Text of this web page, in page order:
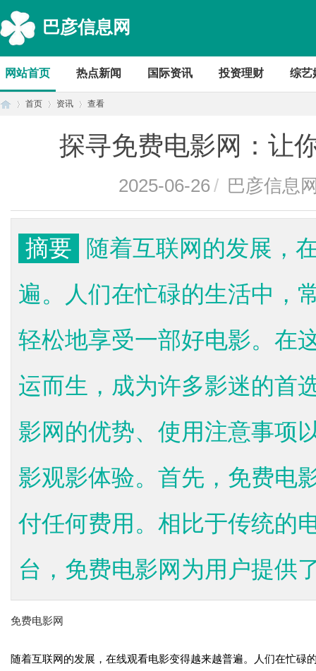
巴彦信息网
网站首页 热点新闻 国际资讯 投资理财 综艺
首页 资讯 查看
探寻免费电影网：让
2025-06-26/ 巴彦信息
摘要
随着互联网的发展，
遍。人们在忙碌的生活中，
轻松地享受一部好电影。在
运而生，成为许多影迷的首
影网的优势、使用注意事项
影观影体验。首先，免费电
付任何费用。相比于传统的
台，免费电影网为用户提供
免费电影网
随着互联网的发展，在线观看电影变得越来越普遍。人们在忙